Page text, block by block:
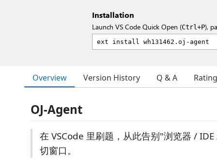
Installation
Launch VS Code Quick Open (Ctrl+P),
Overview Version History Q & A
OJ-Agent
在 VSCode 里刷题，从此告别"浏览器 /
切窗口。